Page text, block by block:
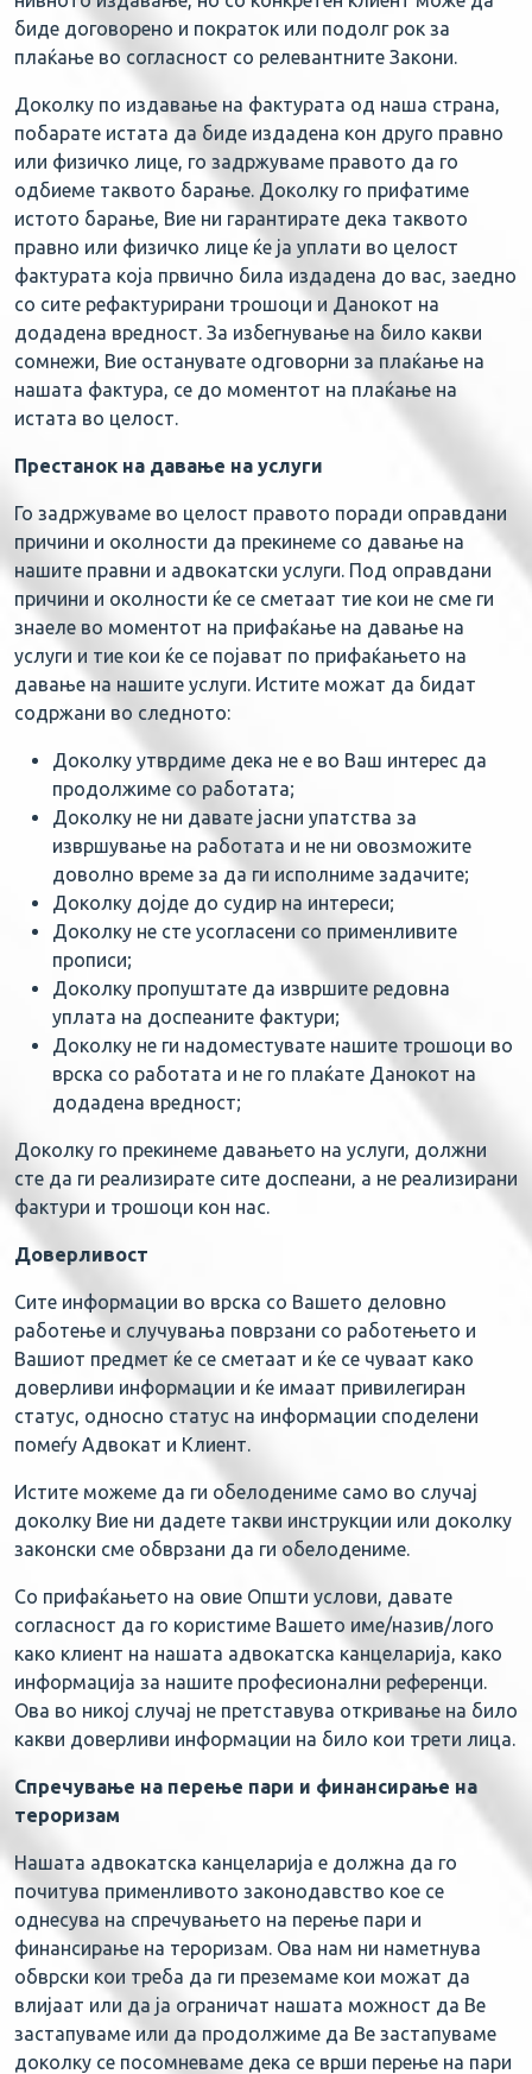
биде договорено и пократок или подолг рок за
плаќање во согласност со релевантните Закони.
Доколку по издавање на фактурата од наша страна,
побарате истата да биде издадена кон друго правно
или физичко лице, го задржуваме правото да го
одбиеме таквото барање. Доколку го прифатиме
истото барање, Вие ни гарантирате дека таквото
правно или физичко лице ќе ја уплати во целост
фактурата која првично била издадена до вас, заедно
со сите рефактурирани трошоци и Данокот на
додадена вредност. За избегнување на било какви
сомнежи, Вие останувате одговорни за плаќање на
нашата фактура, се до моментот на плаќање на
истата во целост.
Престанок на давање на услуги
Го задржуваме во целост правото поради оправдани
причини и околности да прекинеме со давање на
нашите правни и адвокатски услуги. Под оправдани
причини и околности ќе се сметаат тие кои не сме ги
знаеле во моментот на прифаќање на давање на
услуги и тие кои ќе се појават по прифаќањето на
давање на нашите услуги. Истите можат да бидат
содржани во следното:
Доколку утврдиме дека не е во Ваш интерес да
продолжиме со работата;
Доколку не ни давате јасни упатства за
извршување на работата и не ни овозможите
доволно време за да ги исполниме задачите;
Доколку дојде до судир на интереси;
Доколку не сте усогласени со применливите
прописи;
Доколку пропуштате да извршите редовна
уплата на доспеаните фактури;
Доколку не ги надоместувате нашите трошоци во
врска со работата и не го плаќате Данокот на
додадена вредност;
Доколку го прекинеме давањето на услуги, должни
сте да ги реализирате сите доспеани, а не реализирани
фактури и трошоци кон нас.
Доверливост
Сите информации во врска со Вашето деловно
работење и случувања поврзани со работењето и
Вашиот предмет ќе се сметаат и ќе се чуваат како
доверливи информации и ќе имаат привилегиран
статус, односно статус на информации споделени
помеѓу Адвокат и Клиент.
Истите можеме да ги обелодениме само во случај
доколку Вие ни дадете такви инструкции или доколку
законски сме обврзани да ги обелодениме.
Со прифаќањето на овие Општи услови, давате
согласност да го користиме Вашето име/назив/лого
како клиент на нашата адвокатска канцеларија, како
информација за нашите професионални референци.
Ова во никој случај не претставува откривање на било
какви доверливи информации на било кои трети лица.
Спречување на перење пари и финансирање на
тероризам
Нашата адвокатска канцеларија е должна да го
почитува применливото законодавство кое се
однесува на спречувањето на перење пари и
финансирање на тероризам. Ова нам ни наметнува
обврски кои треба да ги преземаме кои можат да
влијаат или да ја ограничат нашата можност да Ве
застапуваме или да продолжиме да Ве застапуваме
доколку се посомневаме дека се врши перење на пари